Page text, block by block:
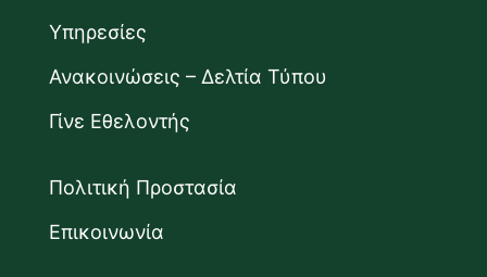
Υπηρεσίες
Ανακοινώσεις – Δελτία Τύπου
Γίνε Εθελοντής
Πολιτική Προστασία
Επικοινωνία